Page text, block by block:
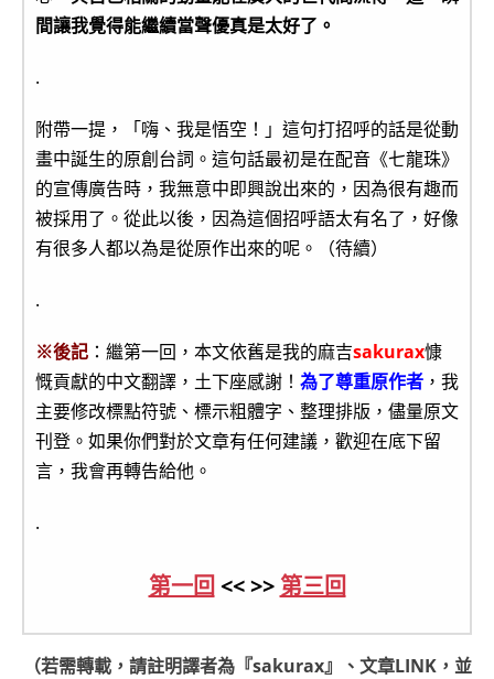
間讓我覺得能繼續當聲優真是太好了。
.
附帶一提，「嗨、我是悟空！」這句打招呼的話是從動
畫中誕生的原創台詞。這句話最初是在配音《七龍珠》
的宣傳廣告時，我無意中即興說出來的，因為很有趣而
被採用了。從此以後，因為這個招呼語太有名了，好像
有很多人都以為是從原作出來的呢。（待續）
.
※後記 ：繼第一回，本文依舊是我的麻吉sakurax慷
慨貢獻的中文翻譯，土下座感謝！ 為了尊重原作者 ，我
主要修改標點符號、標示粗體字、整理排版，儘量原文
刊登。如果你們對於文章有任何建議，歡迎在底下留
言，我會再轉告給他。
.
第一回 << >> 第三回
（若需轉載，請註明譯者為『sakurax』、文章LINK，並